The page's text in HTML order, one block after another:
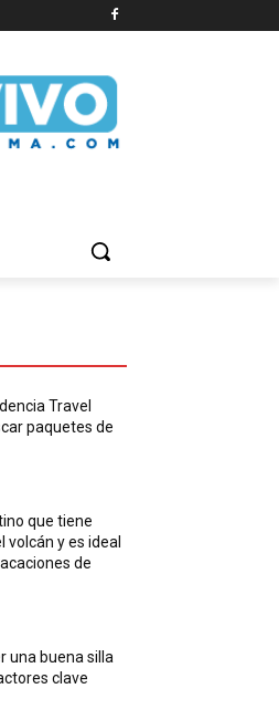
Travel
paquetes de
que tiene
volcán y es ideal
de
una buena silla
clave